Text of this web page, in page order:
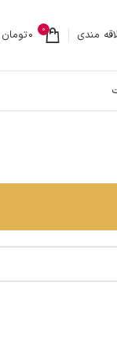
مندی 0
0تومان